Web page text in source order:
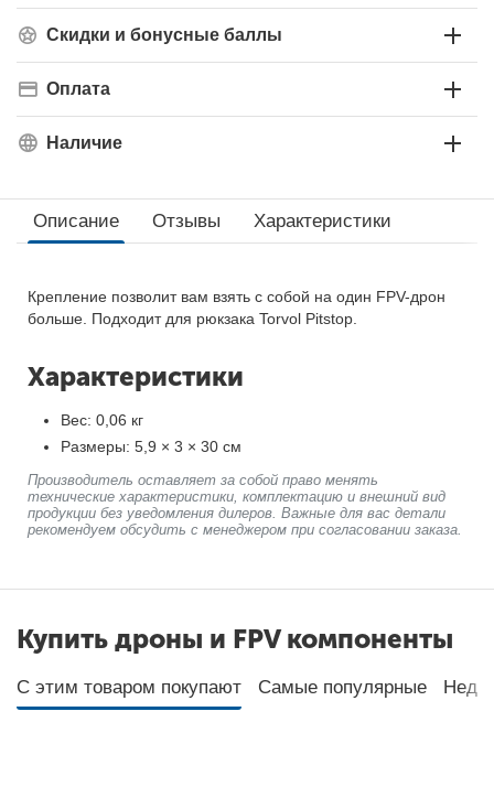
Скидки и бонусные баллы
Оплата
Наличие
Описание Отзывы Характеристики
Крепление позволит вам взять с собой на один FPV-дрон
больше. Подходит для рюкзака Torvol Pitstop.
Характеристики
Вес: 0,06 кг
Размеры: 5,9 × 3 × 30 см
Производитель оставляет за собой право менять
технические характеристики, комплектацию и внешний вид
продукции без уведомления дилеров. Важные для вас детали
рекомендуем обсудить с менеджером при согласовании заказа.
Купить дроны и FPV компоненты
С этим товаром покупают Самые популярные